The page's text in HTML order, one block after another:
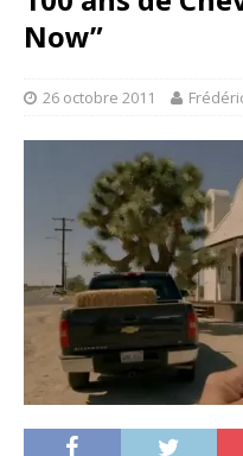
Now”
26 octobre 2011